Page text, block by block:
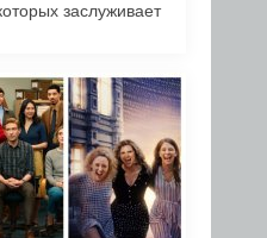
заслуживает